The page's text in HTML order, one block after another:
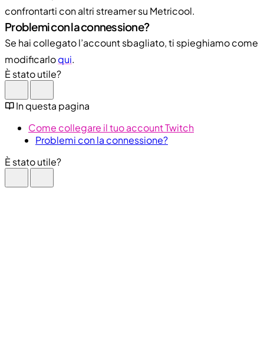
confrontarti con altri streamer su Metricool.
Problemi con la connessione?
Se hai collegato l’account sbagliato, ti spieghiamo come
modificarloqui.
È stato utile?
In questa pagina
Come collegare il tuo account Twitch
Problemi con la connessione?
È stato utile?